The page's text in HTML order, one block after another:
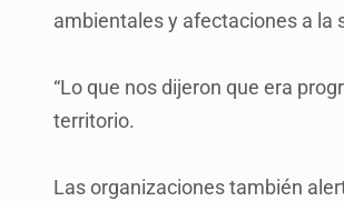
ambientales y afectaciones a la
“Lo que nos dijeron que era
territorio.
Las organizaciones también